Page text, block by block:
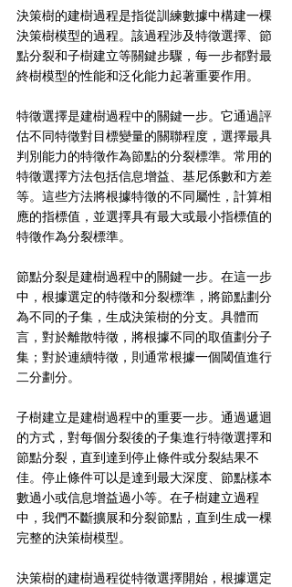
決策樹的建樹過程是指從訓練數據中構建一棵
決策樹模型的過程。該過程涉及特徵選擇、節
點分裂和子樹建立等關鍵步驟，每一步都對最
終樹模型的性能和泛化能力起著重要作用。
特徵選擇是建樹過程中的關鍵一步。它通過評
估不同特徵對目標變量的關聯程度，選擇最具
判別能力的特徵作為節點的分裂標準。常用的
特徵選擇方法包括信息增益、基尼係數和方差
等。這些方法將根據特徵的不同屬性，計算相
應的指標值，並選擇具有最大或最小指標值的
特徵作為分裂標準。
節點分裂是建樹過程中的關鍵一步。在這一步
中，根據選定的特徵和分裂標準，將節點劃分
為不同的子集，生成決策樹的分支。具體而
言，對於離散特徵，將根據不同的取值劃分子
集；對於連續特徵，則通常根據一個閾值進行
二分劃分。
子樹建立是建樹過程中的重要一步。通過遞迴
的方式，對每個分裂後的子集進行特徵選擇和
節點分裂，直到達到停止條件或分裂結果不
佳。停止條件可以是達到最大深度、節點樣本
數過小或信息增益過小等。在子樹建立過程
中，我們不斷擴展和分裂節點，直到生成一棵
完整的決策樹模型。
決策樹的建樹過程從特徵選擇開始，根據選定